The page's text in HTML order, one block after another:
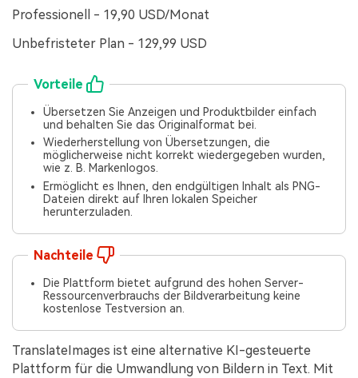
Professionell - 19,90 USD/Monat
Unbefristeter Plan - 129,99 USD
Vorteile
Übersetzen Sie Anzeigen und Produktbilder einfach
und behalten Sie das Originalformat bei.
Wiederherstellung von Übersetzungen, die
möglicherweise nicht korrekt wiedergegeben wurden,
wie z. B. Markenlogos.
Ermöglicht es Ihnen, den endgültigen Inhalt als PNG-
Dateien direkt auf Ihren lokalen Speicher
herunterzuladen.
Nachteile
Die Plattform bietet aufgrund des hohen Server-
Ressourcenverbrauchs der Bildverarbeitung keine
kostenlose Testversion an.
TranslateImages ist eine alternative KI-gesteuerte
Plattform für die Umwandlung von Bildern in Text. Mit